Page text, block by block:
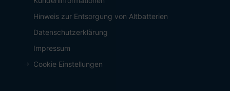
Hinweis zur Entsorgung von Altbatterien
Datenschutzerklärung
Impressum
Cookie Einstellungen